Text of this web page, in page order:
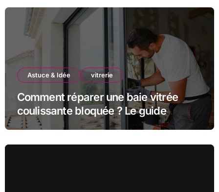
Astuce & Idée vitrerie
Comment réparer une baie vitrée
coulissante bloquée ? Le guide
complet